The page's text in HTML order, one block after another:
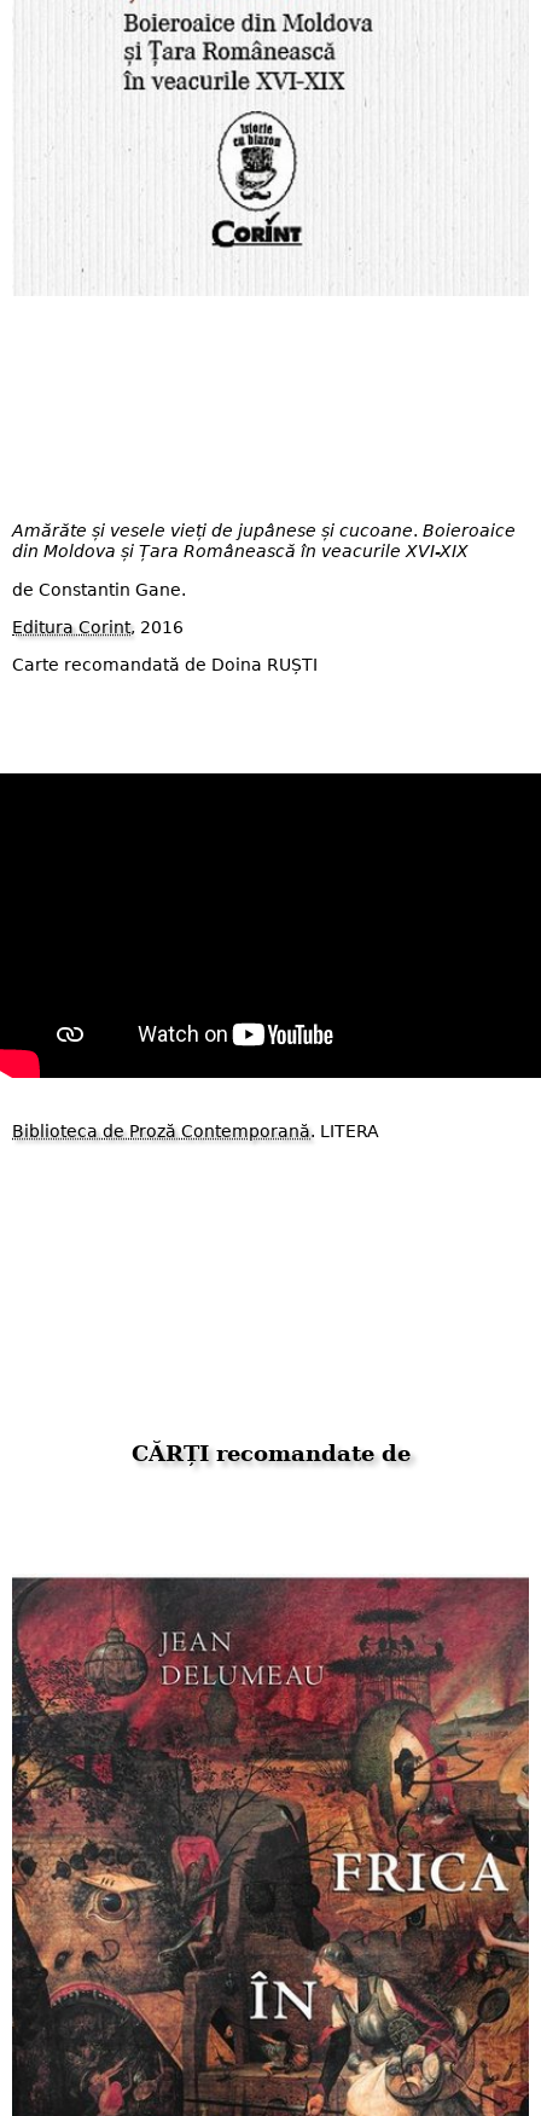
Amărăte și vesele vieți de jupânese și cucoane. Boieroaice
din Moldova și Țara Românească în veacurile XVI-XIX
de Constantin Gane.
Editura Corint, 2016
Carte recomandată de Doina RUȘTI
Biblioteca de Proză Contemporană. LITERA
CĂRȚI recomandate de